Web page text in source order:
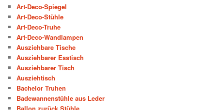
Art-Deco-Spiegel
Art-Deco-Stühle
Art-Deco-Truhe
Art-Deco-Wandlampen
Ausziehbare Tische
Ausziehbarer Esstisch
Ausziehbarer Tisch
Ausziehtisch
Bachelor Truhen
Badewannenstühle aus Leder